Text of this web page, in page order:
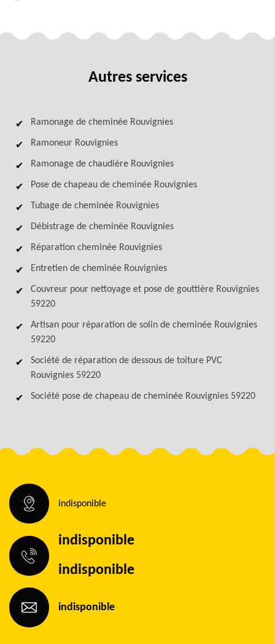
Autres services
Ramonage de cheminée Rouvignies
Ramoneur Rouvignies
Ramonage de chaudière Rouvignies
Pose de chapeau de cheminée Rouvignies
Tubage de cheminée Rouvignies
Débistrage de cheminée Rouvignies
Réparation cheminée Rouvignies
Entretien de cheminée Rouvignies
Couvreur pour nettoyage et pose de gouttière Rouvignies
59220
Artisan pour réparation de solin de cheminée Rouvignies
59220
Société de réparation de dessous de toiture PVC
Rouvignies 59220
Société pose de chapeau de cheminée Rouvignies 59220
indisponible
indisponible
indisponible
indisponible